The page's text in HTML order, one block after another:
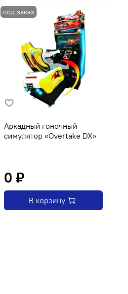
Аркадный гоночный
симулятор «Overtake DX»
0 ₽
В корзину